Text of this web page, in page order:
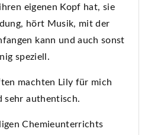
eigenen Kopf hat, sie
hört Musik, mit der
kann und auch sonst
speziell.
machten Lily für mich
sehr authentisch.
Chemieunterrichts